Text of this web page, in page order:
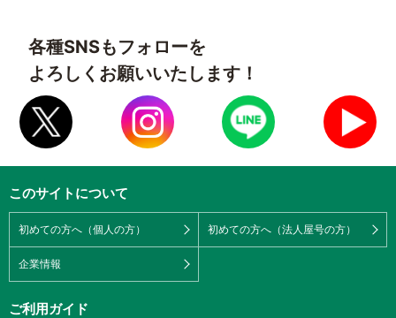
各種SNSもフォローを
よろしくお願いいたします！
このサイトについて
初めての方へ（個人の方） 初めての方へ（法人屋号の方）
企業情報
ご利用ガイド